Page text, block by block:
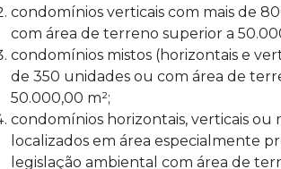
condomínios verticais com mais de
com área de terreno superior a
condomínios mistos (horizontais e
de 350 unidades ou com área de
50.000,00 m²;
condomínios horizontais, verticais ou
localizados em área especialmente
legislação ambiental com área de